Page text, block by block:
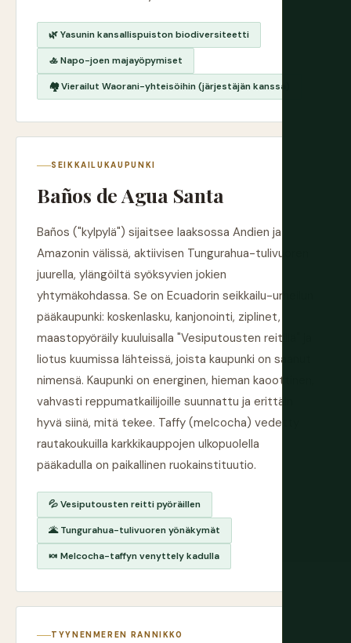
🌿 Yasunin kansallispuiston biodiversiteetti
🚣 Napo-joen majayöpymiset
🏘️ Vierailut Waorani-yhteisöihin (järjestäjän kanssa)
SEIKKAILUKAUPUNKI
Baños de Agua Santa
Baños ("kylpylä") sijaitsee laaksossa Andien ja
Amazonin välissä, aktiivisen Tungurahua-tulivuoren
juurella, ylängöiltä syöksyvien jokien
yhtymäkohdassa. Se on Ecuadorin seikkailu-urheilun
pääkaupunki: koskenlasku, kanjonointi, ziplinet,
maastopyöräily kuuluisalla "Vesiputousten reitillä" ja
liotus kuumissa lähteissä, joista kaupunki on saanut
nimensä. Kaupunki on energinen, hieman kaoottinen,
vahvasti reppumatkailijoille suunnattu ja erittäin
hyvä siinä, mitä tekee. Taffy (melcocha) vedetty
rautakoukuilla karkkikauppojen ulkopuolella
pääkadulla on paikallinen ruokainstituutio.
💦 Vesiputousten reitti pyöräillen
🌋 Tungurahua-tulivuoren yönäkymät
🍬 Melcocha-taffyn venyttely kadulla
TYYNENMEREN RANNIKKO